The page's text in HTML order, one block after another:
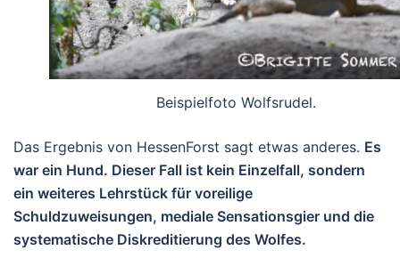
Beispielfoto Wolfsrudel.
Das Ergebnis von HessenForst sagt etwas anderes. Es
war ein Hund. Dieser Fall ist kein Einzelfall, sondern
ein weiteres Lehrstück für voreilige
Schuldzuweisungen, mediale Sensationsgier und die
systematische Diskreditierung des Wolfes.